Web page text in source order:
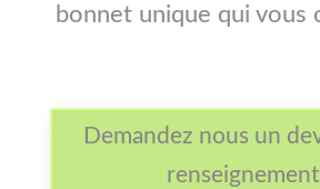
bonnet unique qui vous
Demandez nous un